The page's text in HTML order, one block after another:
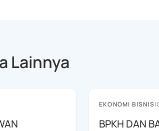
Lainnya
EKONOMI BISNIS|
BPKH DAN